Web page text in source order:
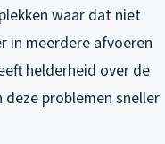
waar dat niet
in meerdere afvoeren
helderheid over de
problemen sneller